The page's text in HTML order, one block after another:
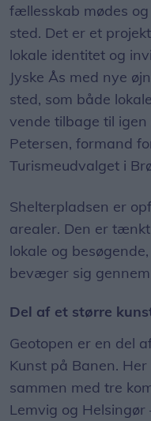
fællesskab mødes
sted. Det er et
lokale identitet og
Jyske Ås med nye
sted, som både
vende tilbage til igen
Petersen, formand
Turismeudvalget i
Shelterpladsen er
arealer. Den er
lokale og
bevæger sig
Del af et større
Geotopen er en del
Kunst på Banen.
sammen med tre
Lemvig og